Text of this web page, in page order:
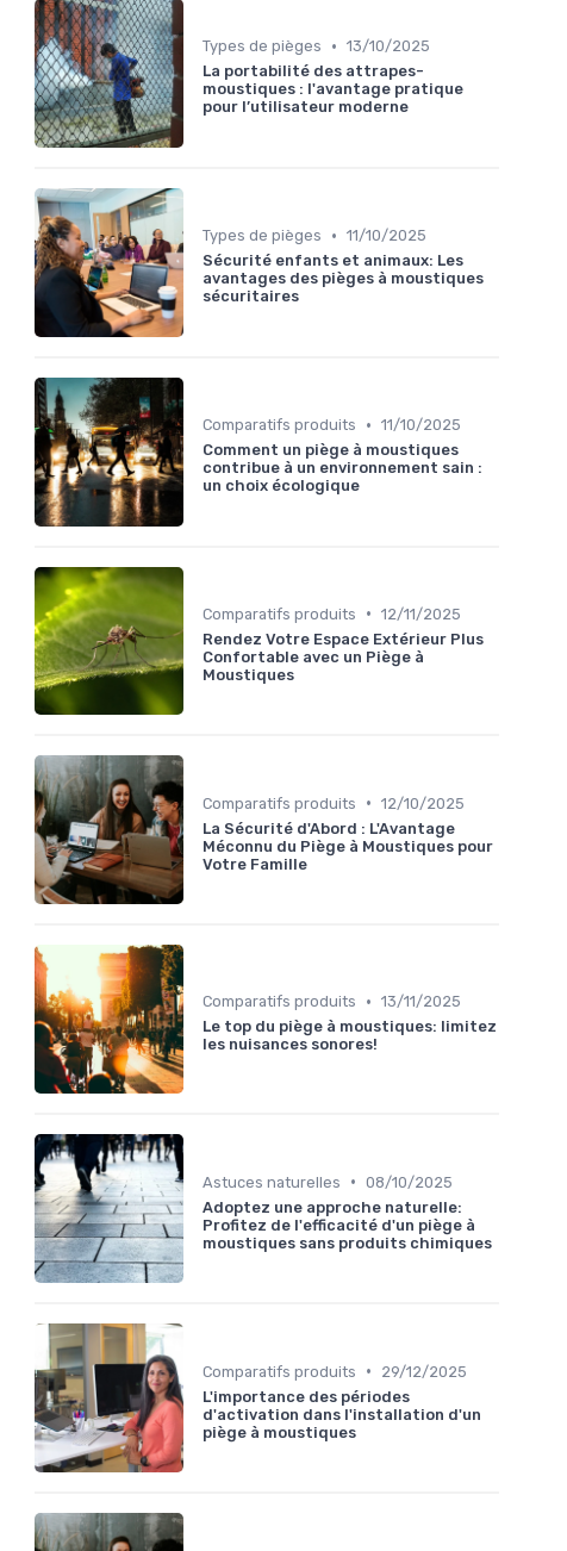
Types de pièges • 13/10/2025
La portabilité des attrapes-
moustiques : l'avantage pratique
pour l’utilisateur moderne
Types de pièges • 11/10/2025
Sécurité enfants et animaux: Les
avantages des pièges à moustiques
sécuritaires
Comparatifs produits • 11/10/2025
Comment un piège à moustiques
contribue à un environnement sain :
un choix écologique
Comparatifs produits • 12/11/2025
Rendez Votre Espace Extérieur Plus
Confortable avec un Piège à
Moustiques
Comparatifs produits • 12/10/2025
La Sécurité d'Abord : L'Avantage
Méconnu du Piège à Moustiques pour
Votre Famille
Comparatifs produits • 13/11/2025
Le top du piège à moustiques: limitez
les nuisances sonores!
Astuces naturelles • 08/10/2025
Adoptez une approche naturelle:
Profitez de l'efficacité d'un piège à
moustiques sans produits chimiques
Comparatifs produits •
29/12/2025
L'importance des périodes
d'activation dans l'installation d'un
piège à moustiques